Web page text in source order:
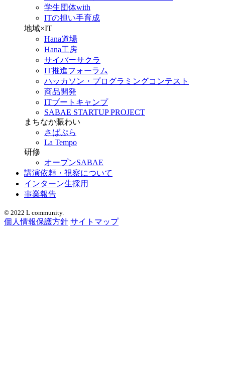
学生団体with
ITの担い手育成
地域×IT
Hana道場
Hana工房
サイバーサクラ
IT推進フォーラム
ハッカソン・プログラミングコンテスト
商品開発
ITブートキャンプ
SABAE STARTUP PROJECT
まちなか賑わい
さばぷら
La Tempo
研修
オープンSABAE
講演依頼・視察について
インターン生採用
事業報告
© 2022 L community.
個人情報保護方針 サイトマップ